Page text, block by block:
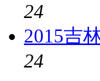
24
2015吉
24